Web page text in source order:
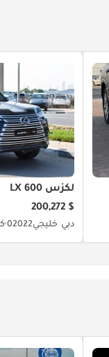
لكزس LX 600
$ 200,272
دبي خليجي20220 كيلومتر